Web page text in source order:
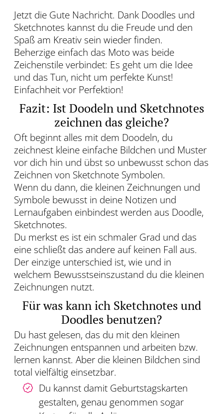
Jetzt die Gute Nachricht. Dank Doodles und
Sketchnotes kannst du die Freude und den
Spaß am Kreativ sein wieder finden.
Beherzige einfach das Moto was beide
Zeichenstile verbindet: Es geht um die Idee
und das Tun, nicht um perfekte Kunst!
Einfachheit vor Perfektion!
Fazit: Ist Doodeln und Sketchnotes
zeichnen das gleiche?
Oft beginnt alles mit dem Doodeln, du
zeichnest kleine einfache Bildchen und Muster
vor dich hin und übst so unbewusst schon das
Zeichnen von Sketchnote Symbolen.
Wenn du dann, die kleinen Zeichnungen und
Symbole bewusst in deine Notizen und
Lernaufgaben einbindest werden aus Doodle,
Sketchnotes.
Du merkst es ist ein schmaler Grad und das
eine schließt das andere auf keinen Fall aus.
Der einzige unterschied ist, wie und in
welchem Bewusstseinszustand du die kleinen
Zeichnungen nutzt.
Für was kann ich Sketchnotes und
Doodles benutzen?
Du hast gelesen, das du mit den kleinen
Zeichnungen entspannen und arbeiten bzw.
lernen kannst. Aber die kleinen Bildchen sind
total vielfältig einsetzbar.
Du kannst damit Geburtstagskarten
gestalten, genau genommen sogar